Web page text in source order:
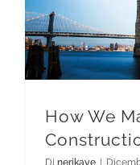
How We
Di nerikaye |